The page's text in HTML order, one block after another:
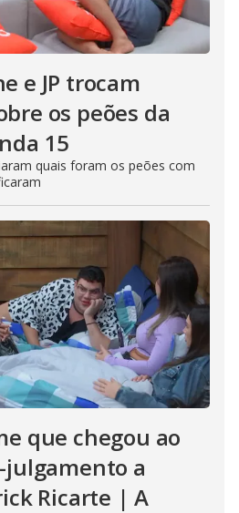
e JP trocam
os peões da
15
quais foram os peões com
que chegou ao
julgamento a
Ricarte | A